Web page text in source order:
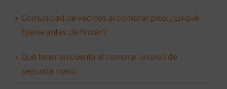
Comunidad de vecinos al comprar piso: ¿En qué
fijarse antes de firmar?
Qué tener en cuenta al comprar un piso de
segunda mano